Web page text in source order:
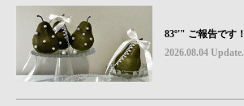
83º'" ご報告です！
2026.08.04 Update.